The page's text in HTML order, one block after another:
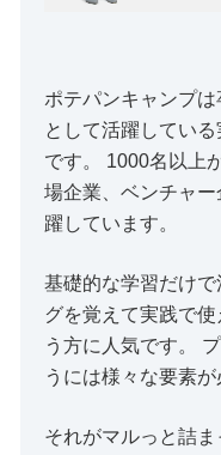
ポテパンキャンプ
として活躍してい
です。 1000名以上
場企業、ベンチャ
躍しています。
基礎的な学習だけ
グを覚えて実践で
う方に人気です。
うには様々な要素が
それがマルっと詰